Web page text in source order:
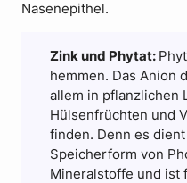
Nasenepithel.
Zink und Phytat:
hemmen. Das Anion
allem in pflanzlichen
Hülsenfrüchten und
finden. Denn es
Speicherform von
Mineralstoffe und ist